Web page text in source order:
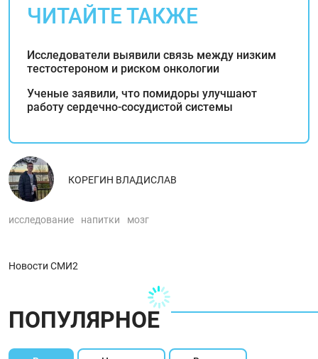
ЧИТАЙТЕ ТАКЖЕ
Исследователи выявили связь между низким
тестостероном и риском онкологии
Ученые заявили, что помидоры улучшают
работу сердечно-сосудистой системы
КОРЕГИН ВЛАДИСЛАВ
исследование напитки мозг
Новости СМИ2
ПОПУЛЯРНОЕ